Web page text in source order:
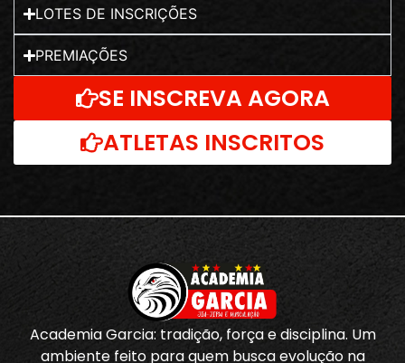
LOTES DE INSCRIÇÕES
PREMIAÇÕES
SE INSCREVA AGORA
ATLETAS INSCRITOS
Academia Garcia: tradição, força e disciplina. Um
ambiente feito para quem busca evolução na